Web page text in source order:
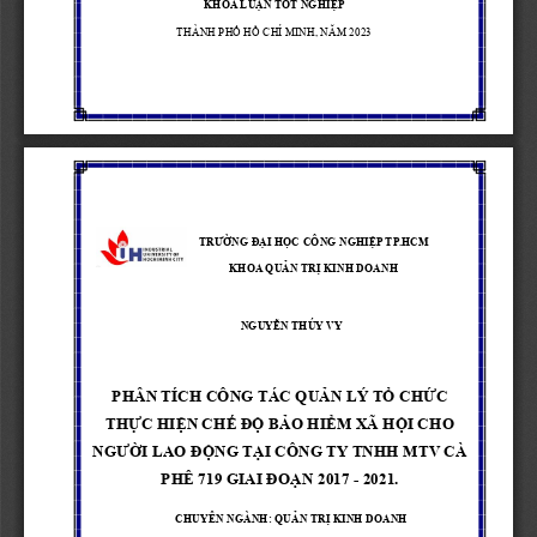
KHÓA LUẬN TỐT NGHIỆP
THÀNH PHỐ HỒ CHÍ MINH, NĂM 2023
TRƯỜNG ĐẠ I HỌC CÔNG NGHIỆP TP.HCM
KHOA QUẢN TRỊ KINH DOANH
NGUYỄN THÚY VY
PHÂN TÍCH CÔNG TÁC QUẢN LÝ TỔ CHỨC
THỰC HIỆN CHẾ ĐỘ BẢO HIỂM XÃ HỘI CHO
NGƯỜI LAO ĐỘNG TẠI CÔNG TY TNHH MTV CÀ
PHÊ 719 GIAI ĐOẠN 2017 - 2021.
CHUYÊN NGÀNH: QUẢ N TRỊ KINH DOANH